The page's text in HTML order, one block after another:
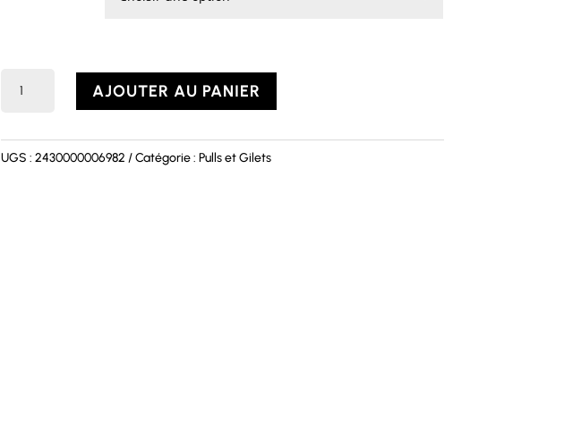
CHARLENE
AJOUTER AU PANIER
UGS : 2430000006982 Catégorie : Pulls et Gilets